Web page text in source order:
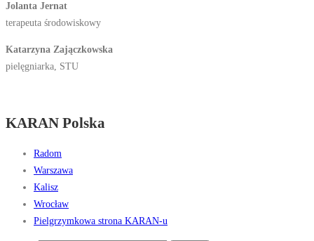
Jolanta Jernat
terapeuta środowiskowy
Katarzyna Zajączkowska
pielęgniarka, STU
KARAN Polska
Radom
Warszawa
Kalisz
Wrocław
Pielgrzymkowa strona KARAN-u